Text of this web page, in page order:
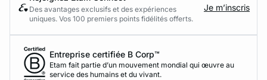
Des avantages exclusifs et des expériences
uniques. Vos 100 premiers points fidélités offerts.
Je m’inscris
Entreprise certifiée B Corp™
Etam fait partie d’un mouvement mondial qui œuvre au
service des humains et du vivant.